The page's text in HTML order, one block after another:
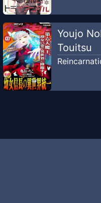
Youjo
Touitsu